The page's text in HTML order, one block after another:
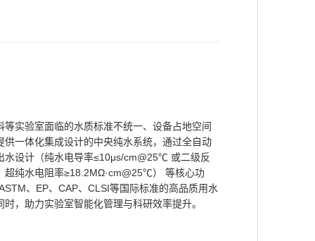
实验室面临的水质标准不统一、设备占地空间
供一体化集成设计的中央纯水系统，通过全自动
水设计（纯水电导率≤10μs/cm@25℃ 或二级反
纯水电阻率≥18.2MΩ·cm@25℃） 等核心功
、EP、CAP、CLSI等国际标准的高品质用水
，助力实验室智能化管理与科研效率提升。